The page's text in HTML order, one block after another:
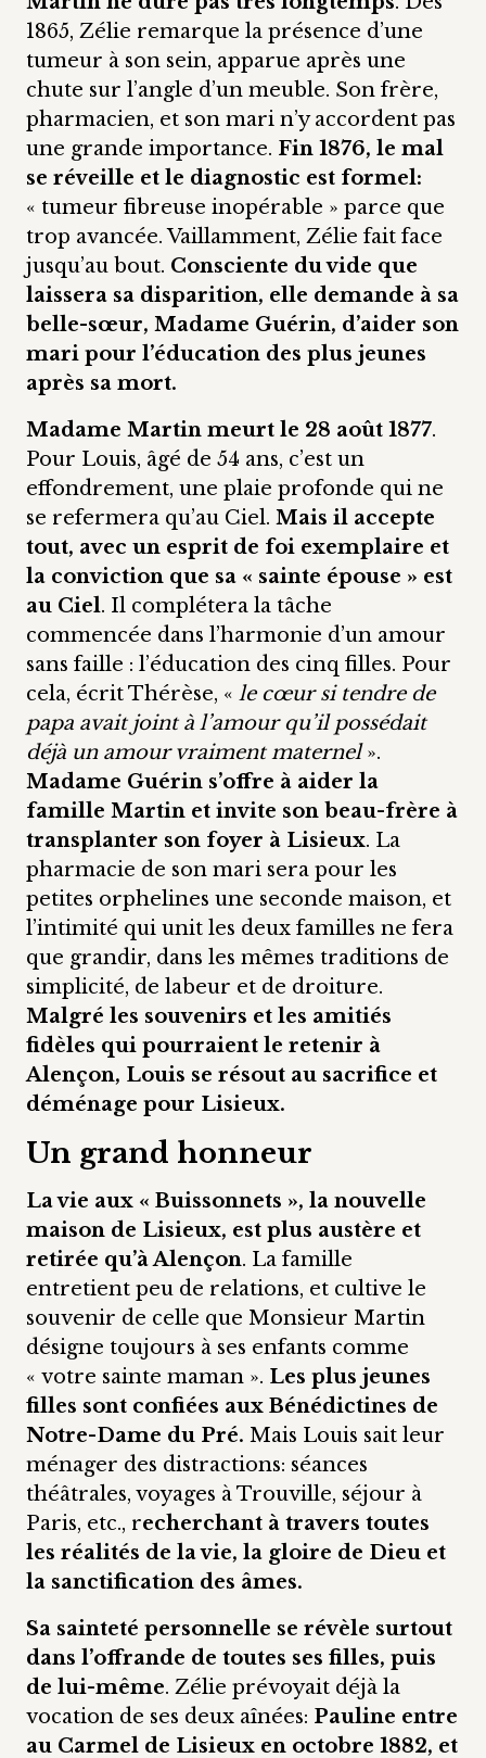
1865, Zélie remarque la présence d’une
tumeur à son sein, apparue après une
chute sur l’angle d’un meuble. Son frère,
pharmacien, et son mari n’y accordent pas
une grande importance. Fin 1876, le mal
se réveille et le diagnostic est formel:
« tumeur fibreuse inopérable » parce que
trop avancée. Vaillamment, Zélie fait face
jusqu’au bout. Consciente du vide que
laissera sa disparition, elle demande à sa
belle-sœur, Madame Guérin, d’aider son
mari pour l’éducation des plus jeunes
après sa mort.
Madame Martin meurt le 28 août 1877.
Pour Louis, âgé de 54 ans, c’est un
effondrement, une plaie profonde qui ne
se refermera qu’au Ciel. Mais il accepte
tout, avec un esprit de foi exemplaire et
la conviction que sa « sainte épouse » est
au Ciel. Il complétera la tâche
commencée dans l’harmonie d’un amour
sans faille : l’éducation des cinq filles. Pour
cela, écrit Thérèse, « le cœur si tendre de
papa avait joint à l’amour qu’il possédait
déjà un amour vraiment maternel».
Madame Guérin s’offre à aider la
famille Martin et invite son beau-frère à
transplanter son foyer à Lisieux. La
pharmacie de son mari sera pour les
petites orphelines une seconde maison, et
l’intimité qui unit les deux familles ne fera
que grandir, dans les mêmes traditions de
simplicité, de labeur et de droiture.
Malgré les souvenirs et les amitiés
fidèles qui pourraient le retenir à
Alençon, Louis se résout au sacrifice et
déménage pour Lisieux.
Un grand honneur
La vie aux « Buissonnets », la nouvelle
maison de Lisieux, est plus austère et
retirée qu’à Alençon. La famille
entretient peu de relations, et cultive le
souvenir de celle que Monsieur Martin
désigne toujours à ses enfants comme
« votre sainte maman ». Les plus jeunes
filles sont confiées aux Bénédictines de
Notre-Dame du Pré. Mais Louis sait leur
ménager des distractions: séances
théâtrales, voyages à Trouville, séjour à
Paris, etc., recherchant à travers toutes
les réalités de la vie, la gloire de Dieu et
la sanctification des âmes.
Sa sainteté personnelle se révèle surtout
dans l’offrande de toutes ses filles, puis
de lui-même. Zélie prévoyait déjà la
vocation de ses deux aînées: Pauline entre
au Carmel de Lisieux en octobre 1882, et